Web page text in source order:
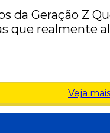
da Geração Z
que
Veja